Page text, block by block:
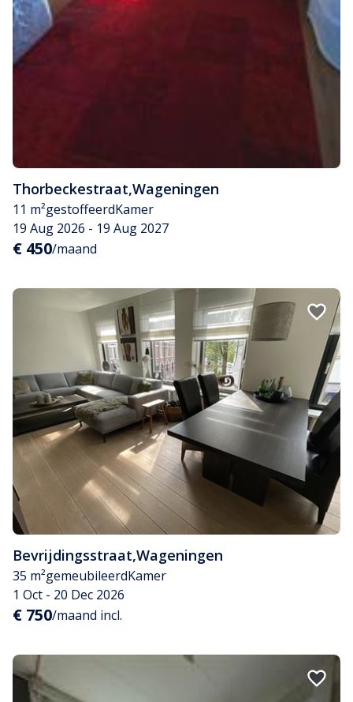
Thorbeckestraat,Wageningen
11 m²gestoffeerdKamer
19 Aug 2026 - 19 Aug 2027
€ 450/maand
Bevrijdingsstraat,Wageningen
35 m²gemeubileerdKamer
1 Oct - 20 Dec 2026
€ 750/maand incl.